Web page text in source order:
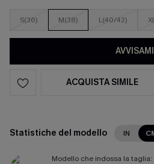
S(36) M(38) L(40/42)
AVVISAMI
ACQUISTA SIMILE
Statistiche del modello IN
Modello che indossa la taglia: